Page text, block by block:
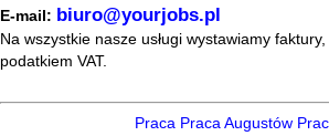
E-mail: biuro@yourjobs.pl
Na wszystkie nasze usługi wystawiamy
podatkiem VAT.
Praca Praca Augustów